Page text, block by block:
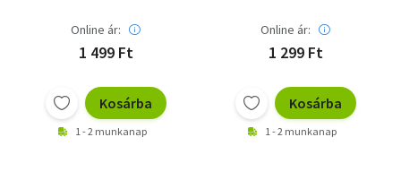
Online ár:
1 499 Ft
Kosárba
1 - 2 munkanap
Online ár:
1 299 Ft
Kosárba
1 - 2 munkanap